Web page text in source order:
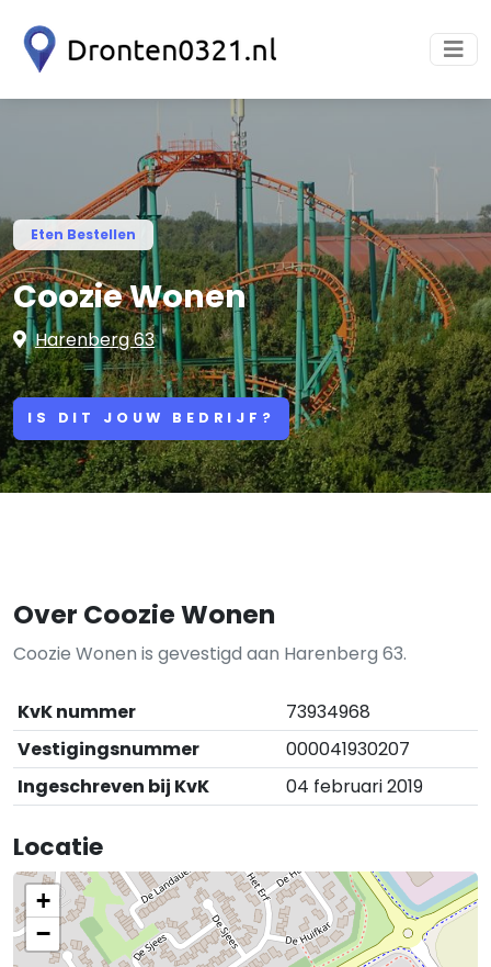
Eten Bestellen
Coozie Wonen
Harenberg 63
IS DIT JOUW BEDRIJF?
Over Coozie Wonen
Coozie Wonen is gevestigd aan Harenberg 63.
KvK nummer
73934968
Vestigingsnummer
000041930207
Ingeschreven bij KvK
04 februari 2019
Locatie
+
−